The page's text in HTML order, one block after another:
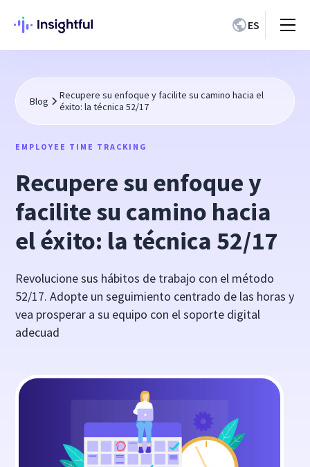
ES
Blog
Recupere su enfoque y facilite su camino hacia el
éxito: la técnica 52/17
EMPLOYEE TIME TRACKING
Recupere su enfoque y
facilite su camino hacia
el éxito: la técnica 52/17
Revolucione sus hábitos de trabajo con el método
52/17. Adopte un seguimiento centrado de las horas y
vea prosperar a su equipo con el soporte digital
adecuad